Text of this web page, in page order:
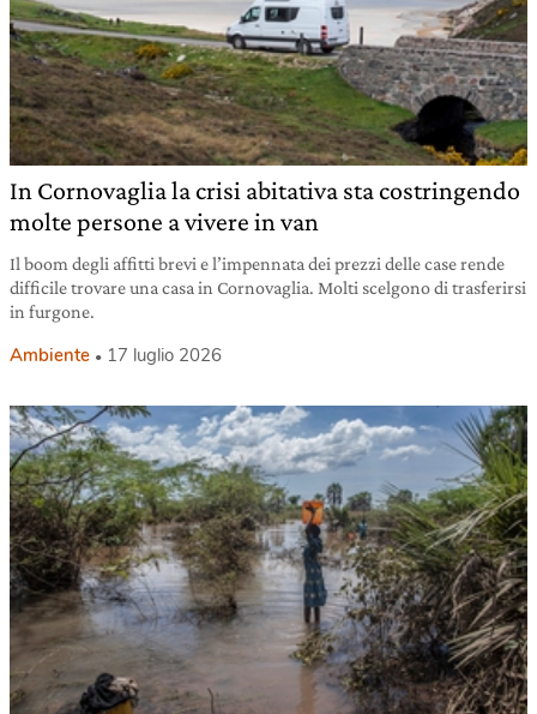
In Cornovaglia la crisi abitativa sta costringendo
molte persone a vivere in van
Il boom degli affitti brevi e l’impennata dei prezzi delle case rende
difficile trovare una casa in Cornovaglia. Molti scelgono di trasferirsi
in furgone.
Ambiente 17 luglio 2026